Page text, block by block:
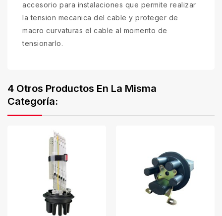
accesorio para instalaciones que permite realizar
la tension mecanica del cable y proteger de
macro curvaturas el cable al momento de
tensionarlo.
4 Otros Productos En La Misma
Categoría: